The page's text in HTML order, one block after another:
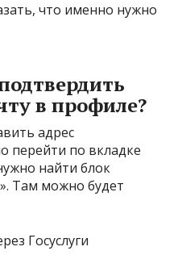
что именно нужно
в профиле?
адрес
перейти по вкладке
найти блок
Там можно будет